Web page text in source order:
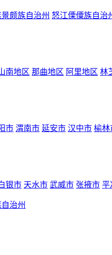
颇族自治州 怒江傈僳族自治
南地区 那曲地区 阿里地区 林
市 渭南市 延安市 汉中市 榆林
银市 天水市 武威市 张掖市 平
治州